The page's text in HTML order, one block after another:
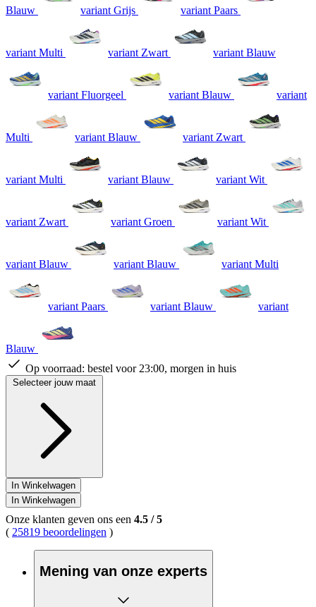
Blauw variant Grijs variant Paars
variant Multi variant Zwart variant Blauw
variant Fluorgeel variant Blauw variant
Multi variant Blauw variant Zwart
variant Multi variant Blauw variant Wit
variant Zwart variant Groen variant Wit
variant Blauw variant Blauw variant Multi
variant Paars variant Blauw variant
Blauw
Op voorraad: bestel voor 23:00, morgen in huis
Selecteer jouw maat
In Winkelwagen
In Winkelwagen
Onze klanten geven ons een 4.5 /5
( 25819 beoordelingen )
Mening van onze experts